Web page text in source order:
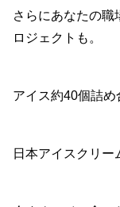
さらにあなたの職
ロジェクトも。
アイス約40個詰め
日本アイスクリー